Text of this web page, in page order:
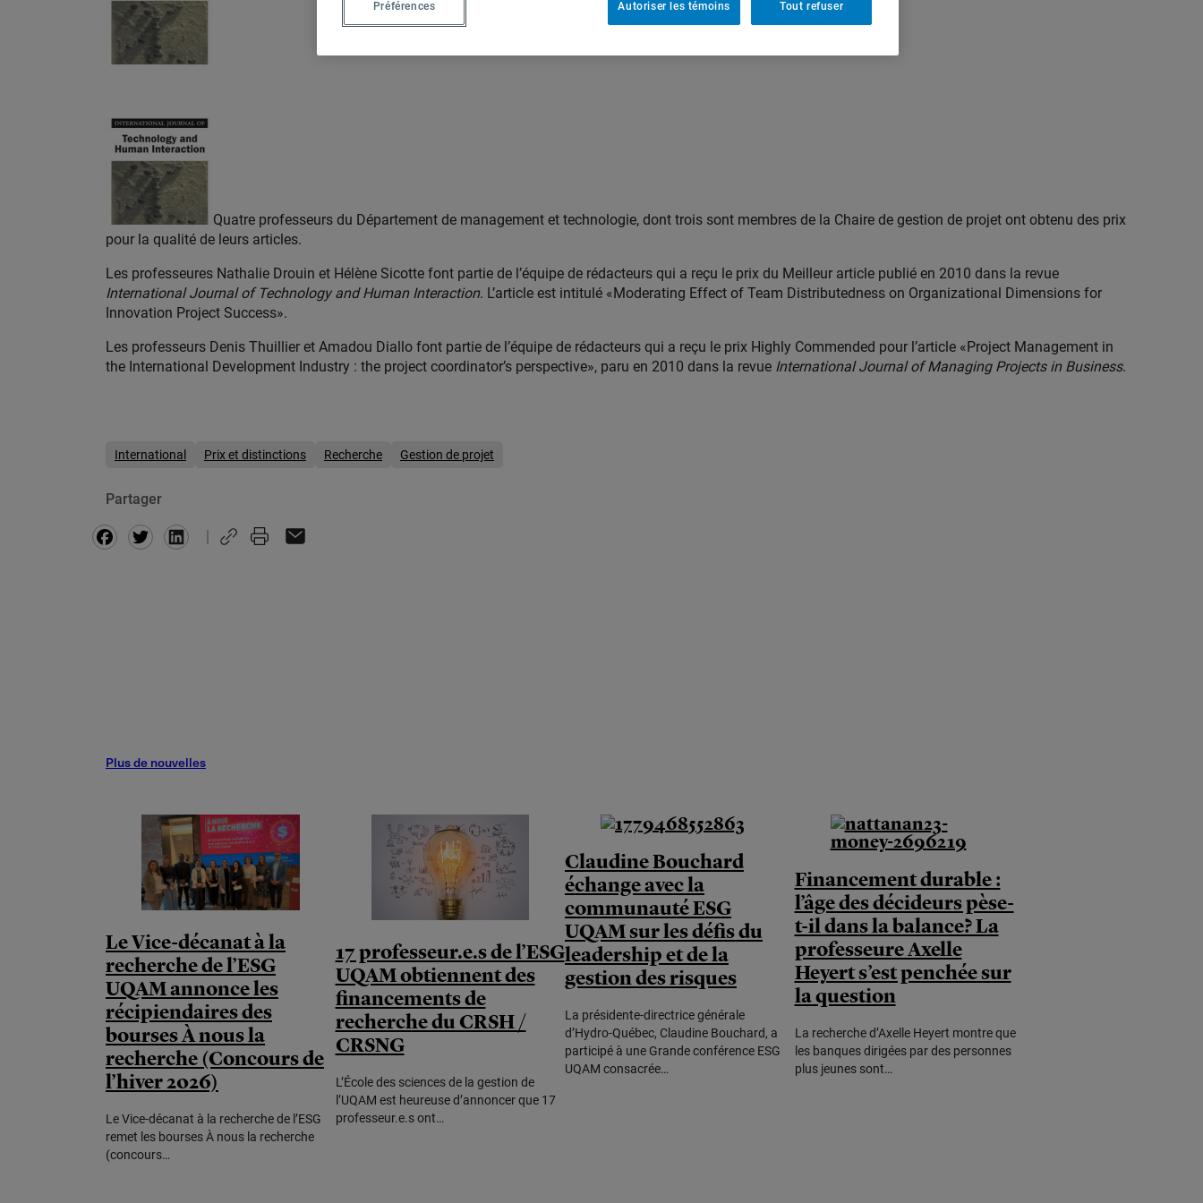
Quatre professeurs du Département de management et technologie, dont trois sont membres de la Chaire de gestion de projet ont obtenu des prix
pour la qualité de leurs articles.
Les professeures Nathalie Drouin et Hélène Sicotte font partie de l’équipe de rédacteurs qui a reçu le prix du Meilleur article publié en 2010 dans la revue
International Journal of Technology and Human Interaction. L’article est intitulé «Moderating Effect of Team Distributedness on Organizational Dimensions for
Innovation Project Success».
Les professeurs Denis Thuillier et Amadou Diallo font partie de l’équipe de rédacteurs qui a reçu le prix Highly Commended pour l’article «Project Management in
the International Development Industry : the project coordinator’s perspective», paru en 2010 dans la revue International Journal of Managing Projects in Business.
International Prix et distinctions Recherche Gestion de projet
Partager
Facebook
Twitter
Plus de nouvelles
Le Vice-décanat à la
recherche de l’ESG
UQAM annonce les
récipiendaires des
bourses À nous la
recherche (Concours de
l’hiver 2026)
Le Vice-décanat à la recherche de l’ESG
remet les bourses À nous la recherche
(concours…
17 professeur.e.s de l’ESG
UQAM obtiennent des
financements de
recherche du CRSH /
CRSNG
L’École des sciences de la gestion de
l’UQAM est heureuse d’annoncer que 17
professeur.e.s ont…
Claudine Bouchard
échange avec la
communauté ESG
UQAM sur les défis du
leadership et de la
gestion des risques
La présidente-directrice générale
d’Hydro-Québec, Claudine Bouchard, a
participé à une Grande conférence ESG
UQAM consacrée…
Financement durable :
l’âge des décideurs pèse-
t-il dans la balance? La
professeure Axelle
Heyert s’est penchée sur
la question
La recherche d’Axelle Heyert montre que
les banques dirigées par des personnes
plus jeunes sont…
Tout refuser
Autoriser les témoins
Préférences